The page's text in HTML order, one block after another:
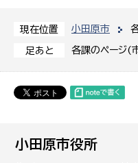
現在位置 小田原市
足あと 各課のページ(
小田原市役所